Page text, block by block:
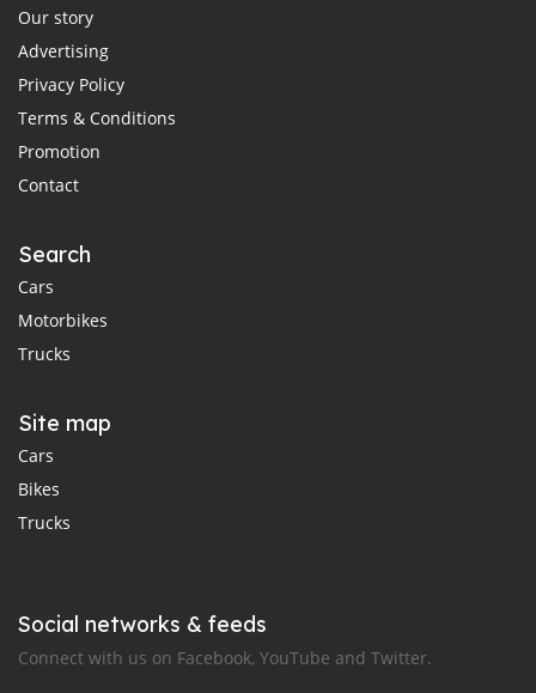
Our story
Advertising
Privacy Policy
Terms & Conditions
Promotion
Contact
Search
Cars
Motorbikes
Trucks
Site map
Cars
Bikes
Trucks
Social networks & feeds
Connect with us on Facebook, YouTube and Twitter.